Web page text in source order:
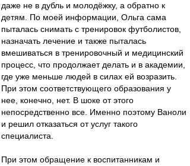
даже не в дубль и молодёжку, а обратно к
детям. По моей информации, Ольга сама
пыталась снимать с тренировок футболистов,
назначать лечение и также пыталась
вмешиваться в тренировочный и медицинский
процесс, что продолжает делать и в академии,
где уже меньше людей в силах ей возразить.
При этом соответствующего образования у
нее, конечно, нет. В шоке от этого
непосредственно все. Именно поэтому Ваноли
и решил отказаться от услуг такого
специалиста.
При этом обращение к воспитанникам и